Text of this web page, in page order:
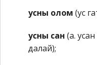
усны олом (ус
усны сан (а.
далай);